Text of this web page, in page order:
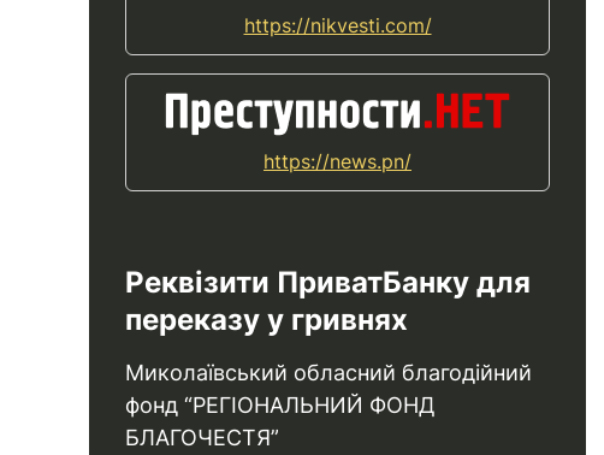
https://nikvesti.com/
https://news.pn/
Реквізити ПриватБанку для
переказу у гривнях
Миколаївський обласний благодійний
фонд “РЕГІОНАЛЬНИЙ ФОНД
БЛАГОЧЕСТЯ”